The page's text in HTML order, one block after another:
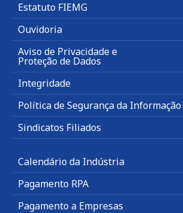
Estatuto FIEMG
Ouvidoria
Aviso de Privacidade e
Proteção de Dados
Integridade
Política de Segurança da Informação
Sindicatos Filiados
Calendário da Indústria
Pagamento RPA
Pagamento a Empresas